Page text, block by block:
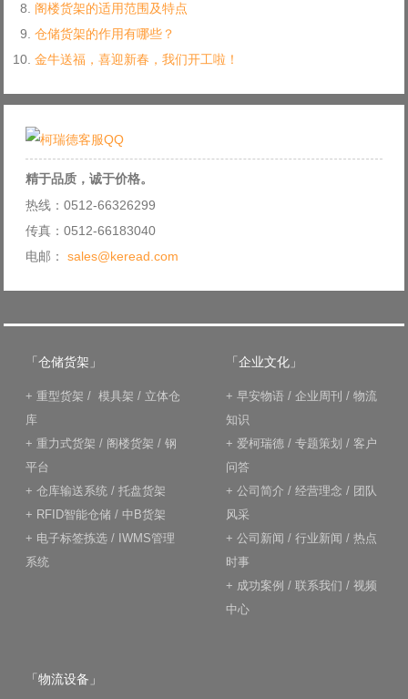
阁楼货架的适用范围及特点
仓储货架的作用有哪些？
金牛送福，喜迎新春，我们开工啦！
精于品质，诚于价格。
热线：0512-66326299
传真：0512-66183040
电邮： sales@keread.com
「仓储货架」
+ 重型货架 / 模具架 / 立体仓
库
+ 重力式货架 / 阁楼货架 / 钢
平台
+ 仓库输送系统 / 托盘货架
+ RFID智能仓储 / 中B货架
+ 电子标签拣选 / IWMS管理
系统
「企业文化」
+ 早安物语 / 企业周刊 / 物流
知识
+ 爱柯瑞德 / 专题策划 / 客户
问答
+ 公司简介 / 经营理念 / 团队
风采
+ 公司新闻 / 行业新闻 / 热点
时事
+ 成功案例 / 联系我们 / 视频
中心
「物流设备」